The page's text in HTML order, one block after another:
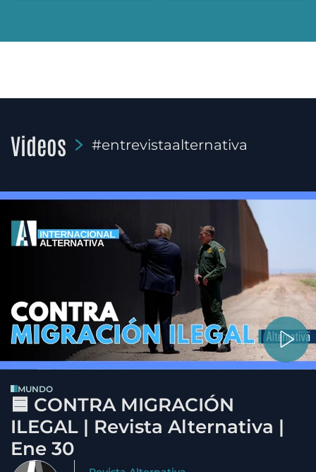
Videos #entrevistaalternativa
MUNDO
🟦 CONTRA MIGRACIÓN
ILEGAL | Revista Alternativa |
Ene 30